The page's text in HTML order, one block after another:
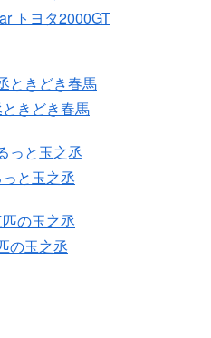
トヨタ2000GT
きどき春馬
と玉之丞
の玉之丞